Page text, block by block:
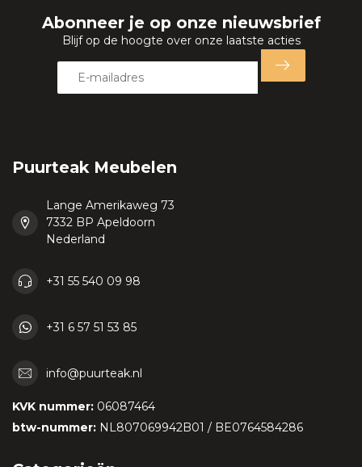
Abonneer je op onze nieuwsbrief
Blijf op de hoogte over onze laatste acties
Puurteak Meubelen
Lange Amerikaweg 73
7332 BP Apeldoorn
Nederland
+31 55 540 09 98
+31 6 57 51 53 85
info@puurteak.nl
KVK nummer: 06087464
btw-nummer: NL807069942B01 / BE0764584286